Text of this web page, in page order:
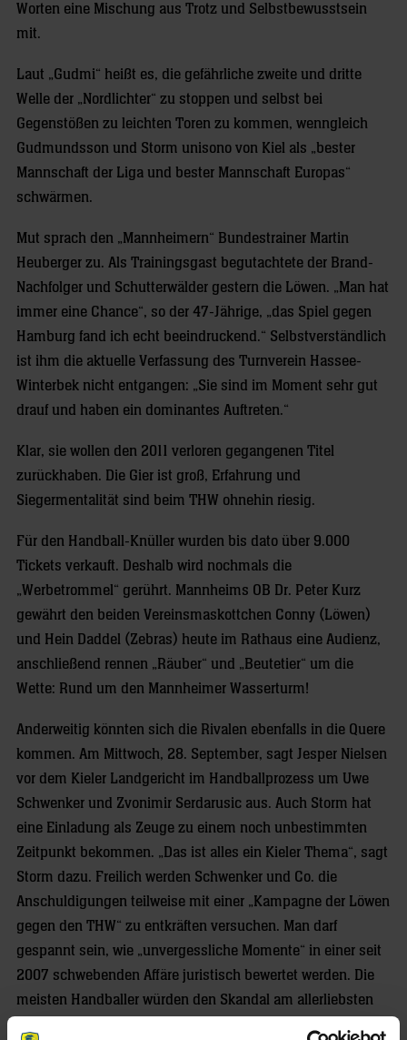
Worten eine Mischung aus Trotz und Selbstbewusstsein
mit.
Laut „Gudmi“ heißt es, die gefährliche zweite und dritte
Welle der „Nordlichter“ zu stoppen und selbst bei
Gegenstößen zu leichten Toren zu kommen, wenngleich
Gudmundsson und Storm unisono von Kiel als „bester
Mannschaft der Liga und bester Mannschaft Europas“
schwärmen.
Mut sprach den „Mannheimern“ Bundestrainer Martin
Heuberger zu. Als Trainingsgast begutachtete der Brand-
Nachfolger und Schutterwälder gestern die Löwen. „Man hat
immer eine Chance“, so der 47-Jährige, „das Spiel gegen
Hamburg fand ich echt beeindruckend.“ Selbstverständlich
ist ihm die aktuelle Verfassung des Turnverein Hassee-
Winterbek nicht entgangen: „Sie sind im Moment sehr gut
drauf und haben ein dominantes Auftreten.“
Klar, sie wollen den 2011 verloren gegangenen Titel
zurückhaben. Die Gier ist groß, Erfahrung und
Siegermentalität sind beim THW ohnehin riesig.
Für den Handball-Knüller wurden bis dato über 9.000
Tickets verkauft. Deshalb wird nochmals die
„Werbetrommel“ gerührt. Mannheims OB Dr. Peter Kurz
gewährt den beiden Vereinsmaskottchen Conny (Löwen)
und Hein Daddel (Zebras) heute im Rathaus eine Audienz,
anschließend rennen „Räuber“ und „Beutetier“ um die
Wette: Rund um den Mannheimer Wasserturm!
Anderweitig könnten sich die Rivalen ebenfalls in die Quere
kommen. Am Mittwoch, 28. September, sagt Jesper Nielsen
vor dem Kieler Landgericht im Handballprozess um Uwe
Schwenker und Zvonimir Serdarusic aus. Auch Storm hat
eine Einladung als Zeuge zu einem noch unbestimmten
Zeitpunkt bekommen. „Das ist alles ein Kieler Thema“, sagt
Storm dazu. Freilich werden Schwenker und Co. die
Anschuldigungen teilweise mit einer „Kampagne der Löwen
gegen den THW“ zu entkräften versuchen. Man darf
gespannt sein, wie „unvergessliche Momente“ in einer seit
2007 schwebenden Affäre juristisch bewertet werden. Die
meisten Handballer würden den Skandal am allerliebsten